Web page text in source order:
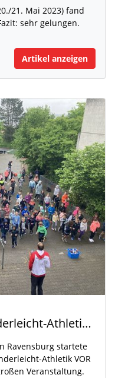
21. Mai 2023) fand
sehr gelungen.
Artikel anzeigen
Tour-Start von WLV Kinderleicht-Athletik VOR ORT in Ravensburg
Ravensburg startete
Athletik VOR
Veranstaltung.